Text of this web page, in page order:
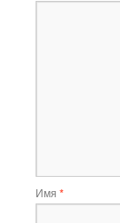
Имя *